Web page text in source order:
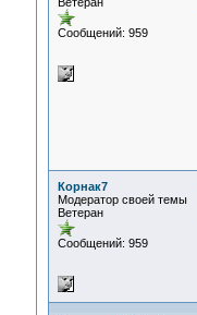
Сообщений: 959
Корнак7
Модератор своей темы
Ветеран
Сообщений: 959